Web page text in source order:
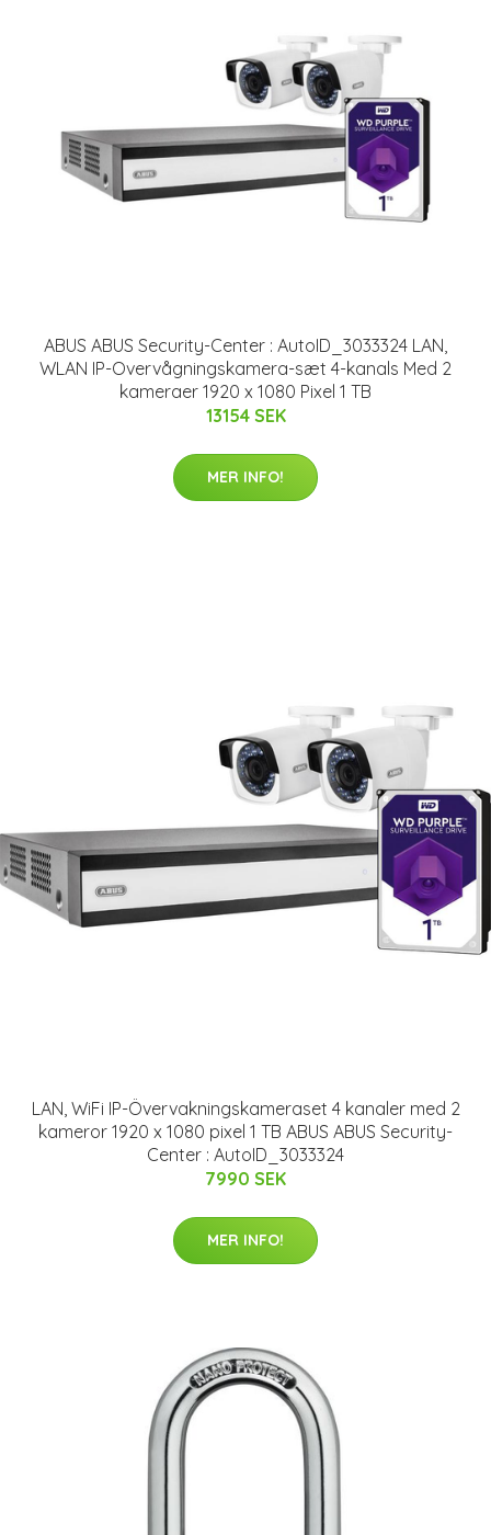
ABUS ABUS Security-Center : AutoID_3033324 LAN,
WLAN IP-Overvågningskamera-sæt 4-kanals Med 2
kameraer 1920 x 1080 Pixel 1 TB
13154 SEK
MER INFO!
LAN, WiFi IP-Övervakningskameraset 4 kanaler med 2
kameror 1920 x 1080 pixel 1 TB ABUS ABUS Security-
Center : AutoID_3033324
7990 SEK
MER INFO!